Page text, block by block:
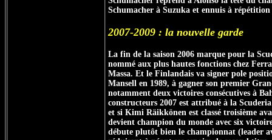
Schumacher à Suzuka et ennuis à
2007-2009 : la nouvelle garde
La fin de la saison 2006 marque pour la
nommé aux plus hautes fonctions chez
Massa. Et le Finlandais va signer pole
Mansell en 1989, à gagner son premier
notamment deux victoires consécutives à
constructeurs 2007 est attribué à la
et si Kimi Räikkönen est classé troisième
devient champion du monde avec six
débute plutôt bien le championnat (leader